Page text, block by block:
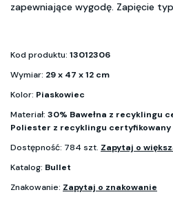
zapewniające wygodę. Zapięcie
Kod produktu: 13012306
Wymiar: 29 x 47 x 12 cm
Kolor: Piaskowiec
Materiał: 30% Bawełna z recyklingu
Poliester z recyklingu certyfikowany
Dostępność: 784 szt. Zapytaj o
Katalog: Bullet
Znakowanie: Zapytaj o znakowanie